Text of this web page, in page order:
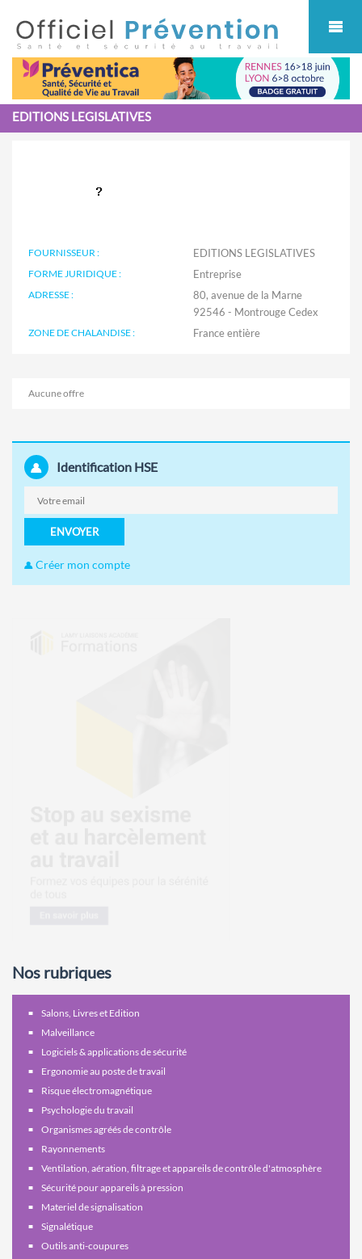
EDITIONS LEGISLATIVES
FOURNISSEUR : EDITIONS LEGISLATIVES
FORME JURIDIQUE : Entreprise
ADRESSE :
80, avenue de la Marne
92546 - Montrouge Cedex
ZONE DE CHALANDISE :
Aucune offre
Identification HSE
ENVOYER
Créer mon compte
Nos rubriques
Salons, Livres et Edition
Malveillance
Logiciels & applications de sécurité
Ergonomie au poste de travail
Risque électromagnétique
Psychologie du travail
Organismes agréés de contrôle
Rayonnements
Ventilation, aération, filtrage et appareils de contrôle d'atmosphère
Sécurité pour appareils à pression
Materiel de signalisation
Signalétique
Outils anti-coupures